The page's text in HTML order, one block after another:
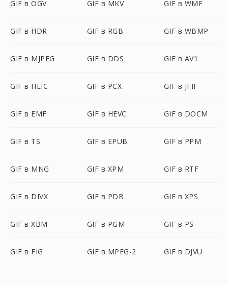
GIF в OGV GIF в MKV GIF в WMF
GIF в HDR GIF в RGB GIF в WBMP
GIF в MJPEG GIF в DDS GIF в AV1
GIF в HEIC GIF в PCX GIF в JFIF
GIF в EMF GIF в HEVC GIF в DOCM
GIF в TS GIF в EPUB GIF в PPM
GIF в MNG GIF в XPM GIF в RTF
GIF в DIVX GIF в PDB GIF в XPS
GIF в XBM GIF в PGM GIF в PS
GIF в FIG GIF в MPEG-2 GIF в DJVU